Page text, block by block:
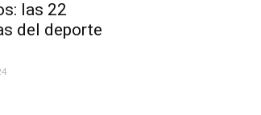
las 22
del deporte